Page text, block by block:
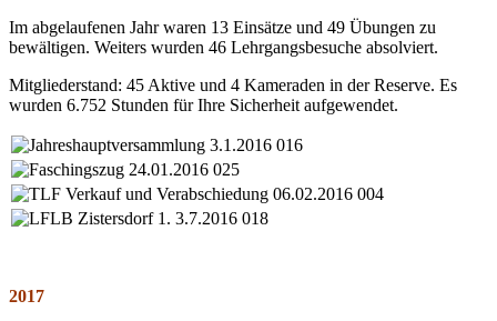
Im abgelaufenen Jahr waren 13 Einsätze und 49 Übungen zu
bewältigen. Weiters wurden 46 Lehrgangsbesuche absolviert.
Mitgliederstand: 45 Aktive und 4 Kameraden in der Reserve. Es
wurden 6.752 Stunden für Ihre Sicherheit aufgewendet.
2017